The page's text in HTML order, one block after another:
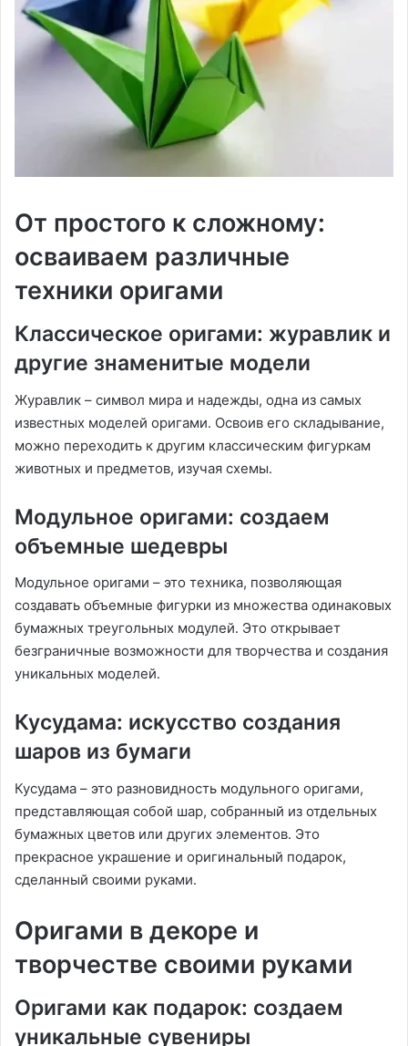
От простого к сложному:
осваиваем различные
техники оригами
Классическое оригами: журавлик и
другие знаменитые модели
Журавлик – символ мира и надежды, одна из самых
известных моделей оригами․ Освоив его складывание,
можно переходить к другим классическим фигуркам
животных и предметов, изучая схемы․
Модульное оригами: создаем
объемные шедевры
Модульное оригами – это техника, позволяющая
создавать объемные фигурки из множества одинаковых
бумажных треугольных модулей․ Это открывает
безграничные возможности для творчества и создания
уникальных моделей․
Кусудама: искусство создания
шаров из бумаги
Кусудама – это разновидность модульного оригами,
представляющая собой шар, собранный из отдельных
бумажных цветов или других элементов․ Это
прекрасное украшение и оригинальный подарок,
сделанный своими руками․
Оригами в декоре и
творчестве своими руками
Оригами как подарок: создаем
уникальные сувениры